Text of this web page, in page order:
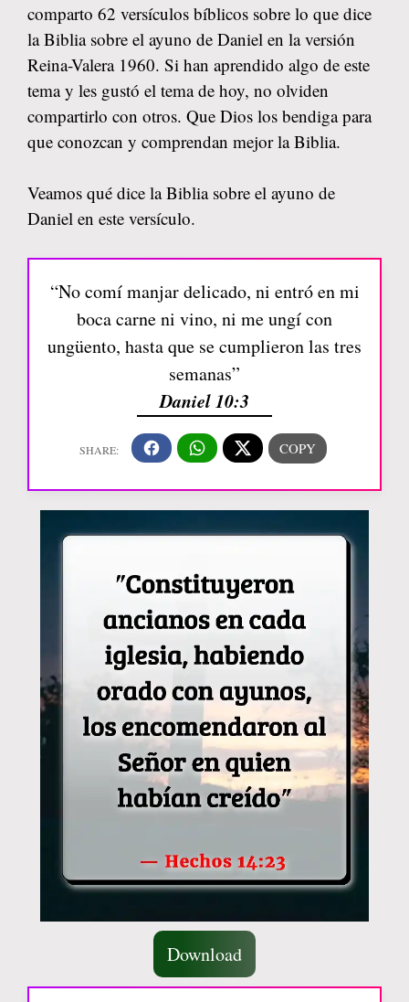
comparto 62 versículos bíblicos sobre lo que dice
la Biblia sobre el ayuno de Daniel en la versión
Reina-Valera 1960. Si han aprendido algo de este
tema y les gustó el tema de hoy, no olviden
compartirlo con otros. Que Dios los bendiga para
que conozcan y comprendan mejor la Biblia.
Veamos qué dice la Biblia sobre el ayuno de
Daniel en este versículo.
“No comí manjar delicado, ni entró en mi
boca carne ni vino, ni me ungí con
ungüento, hasta que se cumplieron las tres
semanas”
Daniel 10:3
Download